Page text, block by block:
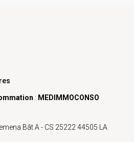
: MEDIMMOCONSO
Bât A - CS 25222 44505 LA